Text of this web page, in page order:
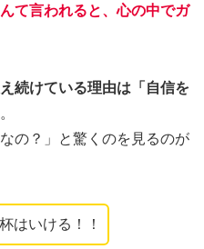
て言われると、心の中でガ
続けている理由は「自信を
の？」と驚くのを見るのが
はいける！！